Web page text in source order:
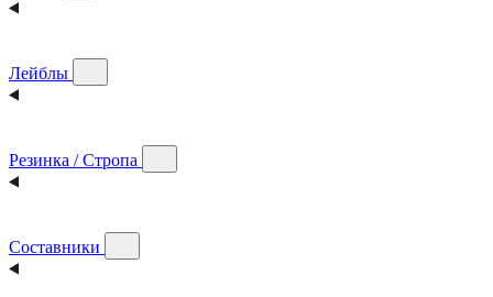
Лейблы
Резинка / Стропа
Составники